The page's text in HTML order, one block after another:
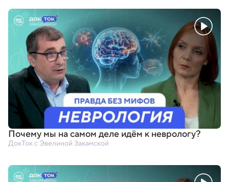
Почему мы на самом деле идём к неврологу?
ДокТок с Эвелиной Закамской